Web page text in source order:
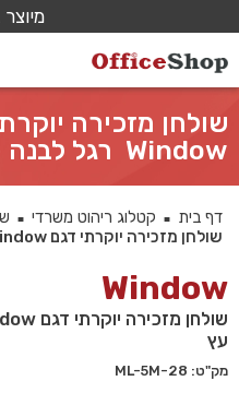
Window רגל לבנה - מיסתור עץ
דף בית ■ קטלוג ריהוט משרדי ■
שולחן מזכירה יוקרתי דגם 5M – Window רגל לבנה - מיסתור עץ
Window
עץ
מק"ט: 28-ML-5M